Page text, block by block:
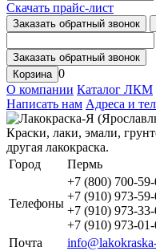
Скачать прайс-лист
Заказать обратный звонок
Заказать обратный звонок
Корзина 0
О компании Каталог ЛКМ
Написать нам Адреса и
Город Пермь
Телефоны
+7 (800) 700-
+7 (910) 973-
+7 (910) 973-
+7 (910) 973-
Почта